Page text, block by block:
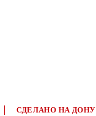
СДЕЛАНО НА ДОНУ